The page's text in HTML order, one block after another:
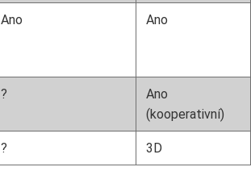
Ano Ano
?
Ano
(kooperativní)
? 3D